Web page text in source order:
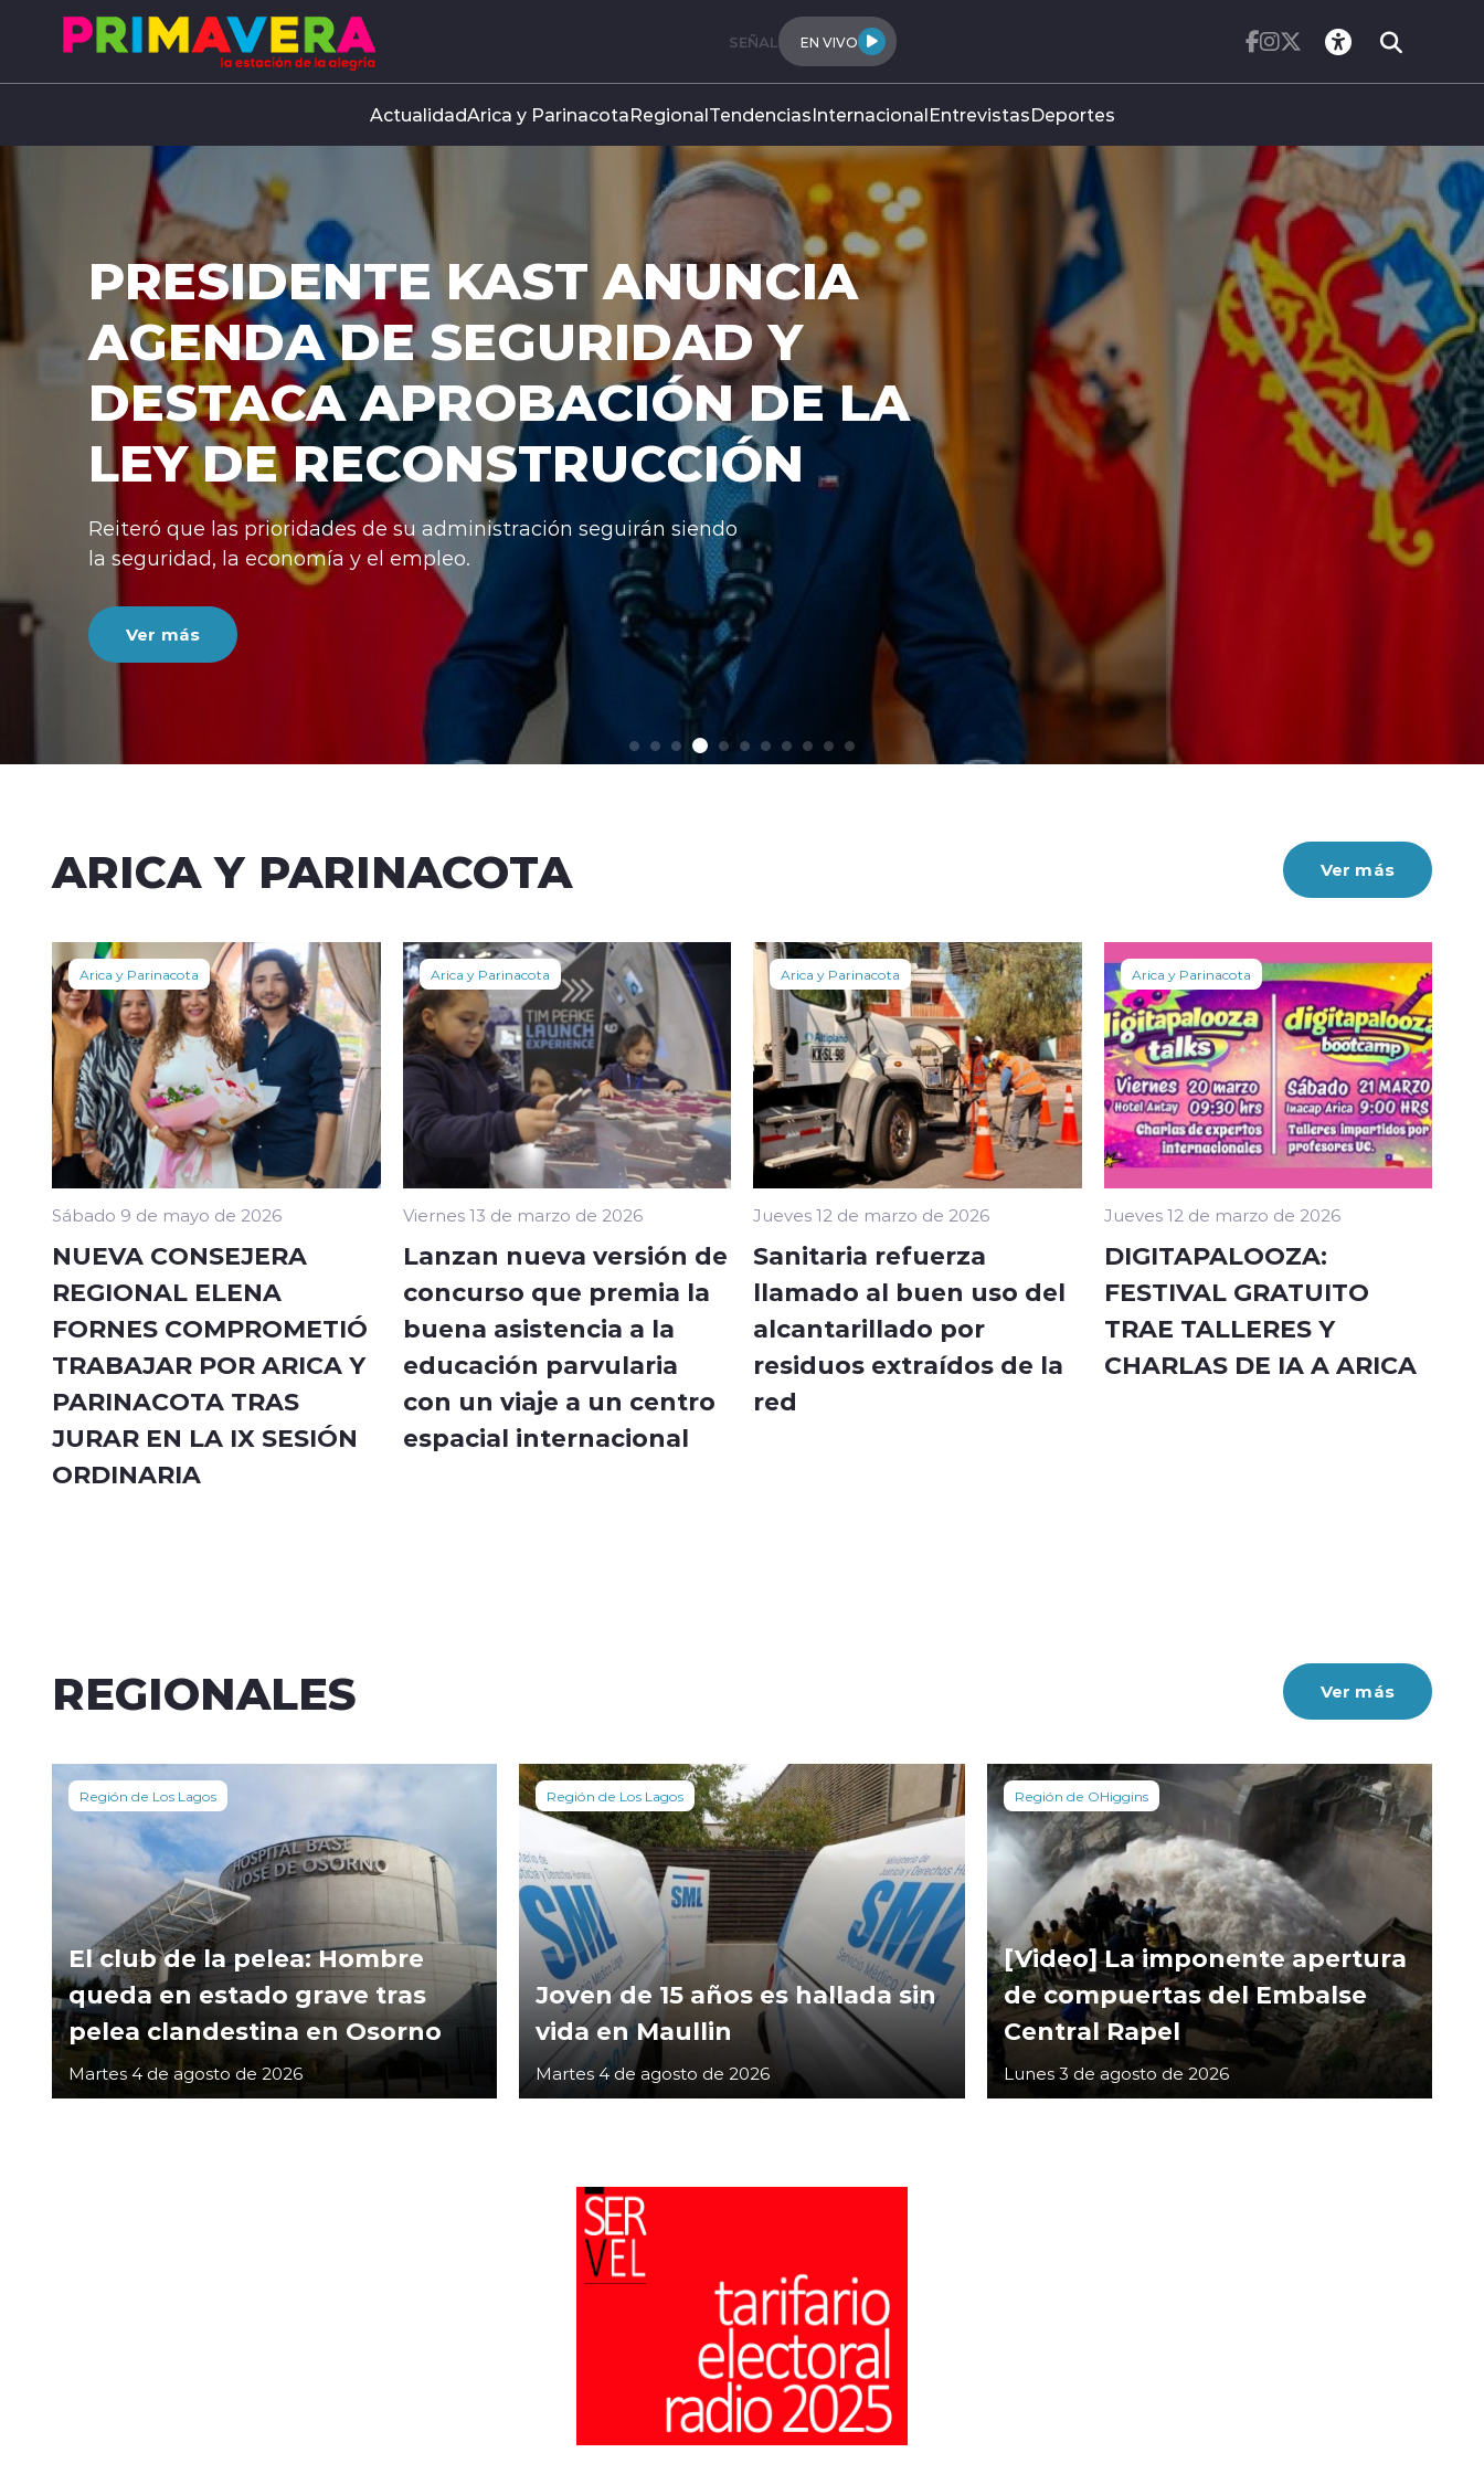
SEÑAL EN VIVO
ActualidadArica y ParinacotaRegionalTendenciasInternacionalEntrevistasDeportes
PRESIDENTE KAST ANUNCIA
AGENDA DE SEGURIDAD Y
DESTACA APROBACIÓN DE LA
LEY DE RECONSTRUCCIÓN
Reiteró que las prioridades de su administración seguirán siendo
la seguridad, la economía y el empleo.
Ver más
ARICA Y PARINACOTA Ver más
Arica y Parinacota
Sábado 9 de mayo de 2026
NUEVA CONSEJERA
REGIONAL ELENA
FORNES COMPROMETIÓ
TRABAJAR POR ARICA Y
PARINACOTA TRAS
JURAR EN LA IX SESIÓN
ORDINARIA
Arica y Parinacota
Viernes 13 de marzo de 2026
Lanzan nueva versión de
concurso que premia la
buena asistencia a la
educación parvularia
con un viaje a un centro
espacial internacional
Arica y Parinacota
Jueves 12 de marzo de 2026
Sanitaria refuerza
llamado al buen uso del
alcantarillado por
residuos extraídos de la
red
Arica y Parinacota
Jueves 12 de marzo de 2026
DIGITAPALOOZA:
FESTIVAL GRATUITO
TRAE TALLERES Y
CHARLAS DE IA A ARICA
REGIONALES Ver más
Región de Los Lagos
El club de la pelea: Hombre
queda en estado grave tras
pelea clandestina en Osorno
Martes 4 de agosto de 2026
Región de Los Lagos
Joven de 15 años es hallada sin
vida en Maullin
Martes 4 de agosto de 2026
Región de OHiggins
[Video] La imponente apertura
de compuertas del Embalse
Central Rapel
Lunes 3 de agosto de 2026